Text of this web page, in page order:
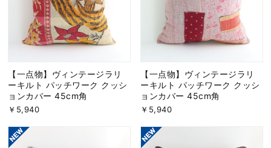
【一点物】ヴィンテージラリ
ーキルト パッチワーク クッシ
ョンカバー 45cm角
￥5,940
【一点物】ヴィンテージラリ
ーキルト パッチワーク クッシ
ョンカバー 45cm角
￥5,940